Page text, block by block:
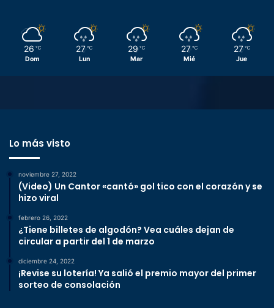
26 ℃
Dom
27 ℃
Lun
29 ℃
Mar
27 ℃
Mié
27 ℃
Jue
Lo más visto
noviembre 27, 2022
(Video) Un Cantor «cantó» gol tico con el corazón y se
hizo viral
febrero 26, 2022
¿Tiene billetes de algodón? Vea cuáles dejan de
circular a partir del 1 de marzo
diciembre 24, 2022
¡Revise su lotería! Ya salió el premio mayor del primer
sorteo de consolación